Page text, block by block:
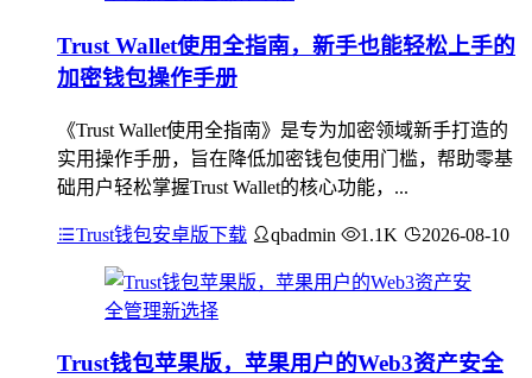
Trust Wallet使用全指南，新手也能轻松上手的
加密钱包操作手册
《Trust Wallet使用全指南》是专为加密领域新手打造的
实用操作手册，旨在降低加密钱包使用门槛，帮助零基
础用户轻松掌握Trust Wallet的核心功能，...
Trust钱包安卓版下载 qbadmin 1.1K 2026-08-10
Trust钱包苹果版，苹果用户的Web3资产安全